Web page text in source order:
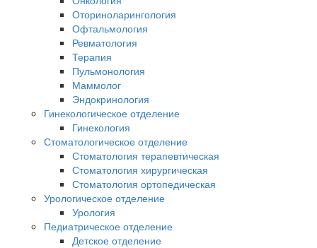
Оториноларингология
Офтальмология
Ревматология
Терапия
Пульмонология
Маммолог
Эндокринология
Гинекологическое отделение
Гинекология
Стоматологическое отделение
Стоматология терапевтическая
Стоматология хирургическая
Стоматология ортопедическая
Урологическое отделение
Урология
Педиатрическое отделение
Детское отделение